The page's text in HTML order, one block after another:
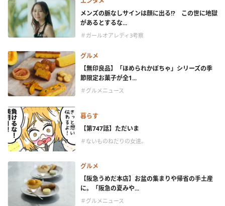
メンズの脈なしサインは顔に出る!? この世に地獄
があるとするな...
＃ガールオアレディ3考察
グルメ
【無印良品】「ほめられかぼちゃ」シリーズの季
節限定お菓子が全1...
＃グルメニュース
暮らす
【第747話】ただいま
＃ないものねだりの女達。
グルメ
【阪急うめだ本店】お盆の集まりや帰省の手土産
に。「阪急の夏みや...
＃グルメニュース